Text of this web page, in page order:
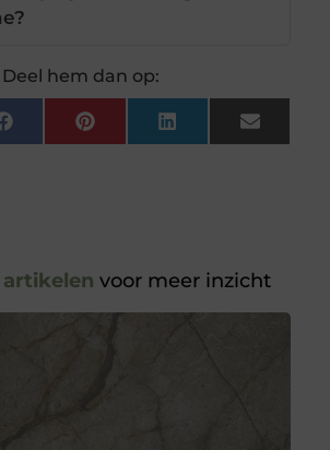
hem dan op:
FacebookPinterestLinkedInEmail
artikelen voor meer inzicht